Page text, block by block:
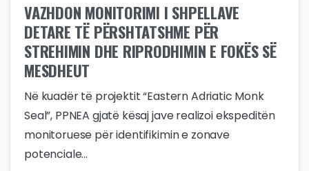
VAZHDON MONITORIMI I SHPELLAVE
DETARE TË PËRSHTATSHME PËR
STREHIMIN DHE RIPRODHIMIN E FOKËS SË
MESDHEUT
Në kuadër të projektit “Eastern Adriatic Monk
Seal”, PPNEA gjatë kësaj jave realizoi ekspeditën
monitoruese për identifikimin e zonave
potenciale...